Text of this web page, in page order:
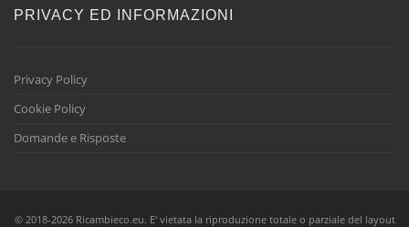
PRIVACY ED INFORMAZIONI
Privacy Policy
Cookie Policy
Domande e Risposte
© 2018-2026 Ricambieco.eu. E' vietata la riproduzione totale o parziale del layout